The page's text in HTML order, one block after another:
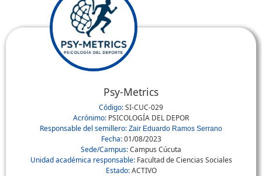
Psy-Metrics
Código:SI-CUC-029
Acrónimo: PSICOLOGÍA DEL DEPOR
Responsable del semillero: Zair Eduardo Ramos Serrano
Fecha:01/08/2023
Sede/Campus:Campus Cúcuta
Unidad académica responsable:Facultad de Ciencias Sociales
Estado:ACTIVO